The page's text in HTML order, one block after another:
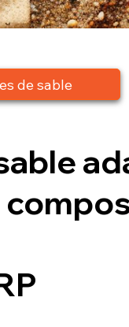
de sable